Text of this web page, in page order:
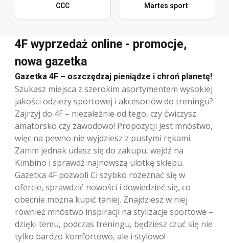
CCC Martes sport
4F wyprzedaż online - promocje,
nowa gazetka
Gazetka 4F – oszczędzaj pieniądze i chroń planetę!
Szukasz miejsca z szerokim asortymentem wysokiej
jakości odzieży sportowej i akcesoriów do treningu?
Zajrzyj do 4F – niezależnie od tego, czy ćwiczysz
amatorsko czy zawodowo! Propozycji jest mnóstwo,
więc na pewno nie wyjdziesz z pustymi rękami.
Zanim jednak udasz się do zakupu, wejdź na
Kimbino i sprawdź najnowszą ulotkę sklepu.
Gazetka 4F pozwoli Ci szybko rozeznać się w
ofercie, sprawdzić nowości i dowiedzieć się, co
obecnie można kupić taniej. Znajdziesz w niej
również mnóstwo inspiracji na stylizacje sportowe –
dzięki temu, podczas treningu, będziesz czuć się nie
tylko bardzo komfortowo, ale i stylowo!